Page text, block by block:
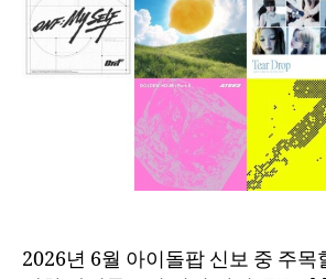
2026년 6월 아이돌팝 신보 중 주목